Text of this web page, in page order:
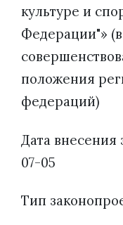
культуре и
Федерации"» (в
положения
федераций)
Дата внесения
07-05
Тип